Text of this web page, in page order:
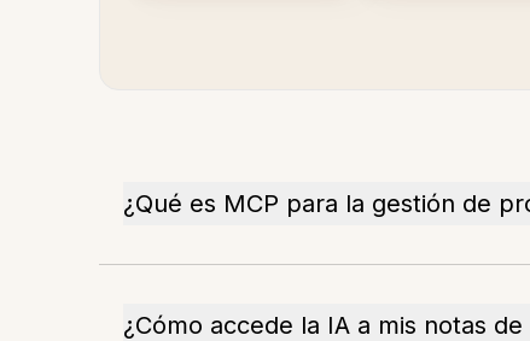
¿Qué es MCP para la gestión de
¿Cómo accede la IA a mis notas